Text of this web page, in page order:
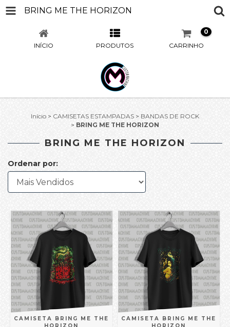
BRING ME THE HORIZON
INÍCIO PRODUTOS CARRINHO
0
Início > CAMISETAS ESTAMPADAS > BANDAS DE ROCK
> BRING ME THE HORIZON
BRING ME THE HORIZON
Ordenar por:
CAMISETA BRING ME THE
CAMISETA BRING ME THE